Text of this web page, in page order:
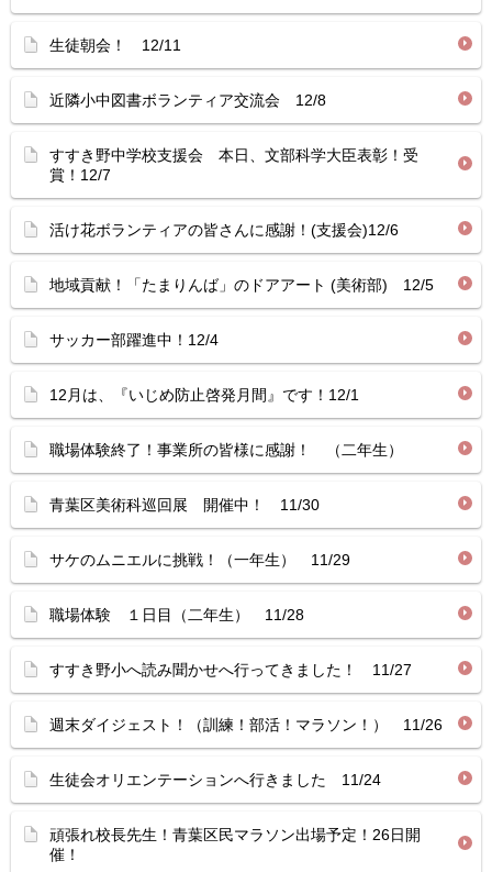
生徒朝会！ 12/11
近隣小中図書ボランティア交流会 12/8
すすき野中学校支援会 本日、文部科学大臣表彰！受
賞！12/7
活け花ボランティアの皆さんに感謝！(支援会)12/6
地域貢献！「たまりんば」のドアアート (美術部) 12/5
サッカー部躍進中！12/4
12月は、『いじめ防止啓発月間』です！12/1
職場体験終了！事業所の皆様に感謝！ （二年生）
青葉区美術科巡回展 開催中！ 11/30
サケのムニエルに挑戦！（一年生） 11/29
職場体験 １日目（二年生） 11/28
すすき野小へ読み聞かせへ行ってきました！ 11/27
週末ダイジェスト！（訓練！部活！マラソン！） 11/26
生徒会オリエンテーションへ行きました 11/24
頑張れ校長先生！青葉区民マラソン出場予定！26日開
催！